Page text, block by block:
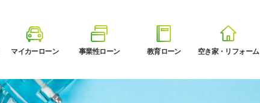
マイカーローン 事業性ローン 教育ローン 空き家・リフォーム